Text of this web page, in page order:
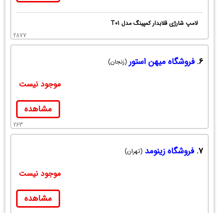
لامپ شارژی قلابدار کمپینگ مدل T01
2877
6. فروشگاه میهن استور (زنجان)
موجود نیست
مشاهده
263
7. فروشگاه زینومد (تهران)
موجود نیست
مشاهده